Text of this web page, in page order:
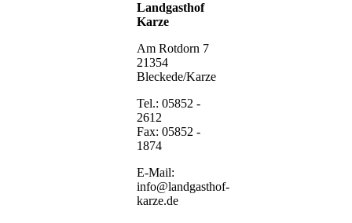
Landgasthof
Karze
Am Rotdorn 7
21354
Bleckede/Karze
Tel.: 05852 -
2612
Fax: 05852 -
1874
E-Mail:
info@landgasthof-
karze.de